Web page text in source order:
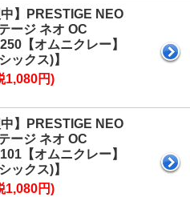
中】PRESTIGE NEO
ージ ネオ OC
【オムニクレー】
ックス)】
1,080円)
中】PRESTIGE NEO
ージ ネオ OC
【オムニクレー】
ックス)】
1,080円)